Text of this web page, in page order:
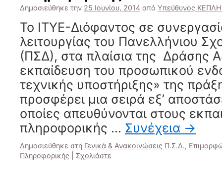
Δημοσιεύθηκε την 25 Ιουνίου, 2014 από Υπεύθυνος
Το ΙΤΥΕ-Διόφαντος σε
λειτουργίας του Πανελλήνιου
(ΠΣΔ), στα πλαίσια της Δράσης
εκπαίδευση του προσωπικού
τεχνικής υποστήριξης» της
προσφέρει μια σειρά εξ’
οποίες απευθύνονται στους
πληροφορικής … Συνέχεια →
Δημοσιεύθηκε στη Γενικά & Ανακοινώσεις Π.Σ.Δ.,
Πληροφορικής
Σχολιάστε